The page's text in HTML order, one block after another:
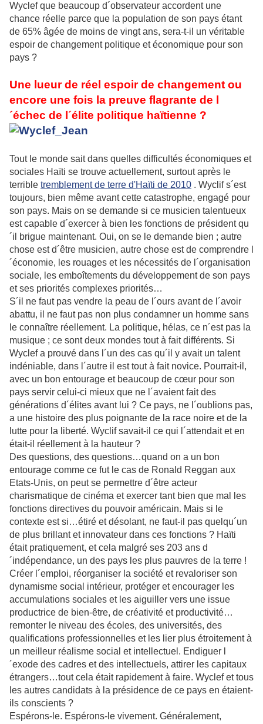
Wyclef que beaucoup d´observateur accordent une
chance réelle parce que la population de son pays étant
de 65% âgée de moins de vingt ans, sera-t-il un véritable
espoir de changement politique et économique pour son
pays ?
Une lueur de réel espoir de changement ou
encore une fois la preuve flagrante de l
´échec de l´élite politique haïtienne ?
Tout le monde sait dans quelles difficultés économiques et
sociales Haïti se trouve actuellement, surtout après le
terrible tremblement de terre d'Haïti de 2010 . Wyclif s´est
toujours, bien même avant cette catastrophe, engagé pour
son pays. Mais on se demande si ce musicien talentueux
est capable d´exercer à bien les fonctions de président qu
´il brigue maintenant. Oui, on se le demande bien ; autre
chose est d´être musicien, autre chose est de comprendre l
´économie, les rouages et les nécessités de l´organisation
sociale, les emboîtements du développement de son pays
et ses priorités complexes priorités…
S´il ne faut pas vendre la peau de l´ours avant de l´avoir
abattu, il ne faut pas non plus condamner un homme sans
le connaître réellement. La politique, hélas, ce n´est pas la
musique ; ce sont deux mondes tout à fait différents. Si
Wyclef a prouvé dans l´un des cas qu´il y avait un talent
indéniable, dans l´autre il est tout à fait novice. Pourrait-il,
avec un bon entourage et beaucoup de cœur pour son
pays servir celui-ci mieux que ne l´avaient fait des
générations d´élites avant lui ? Ce pays, ne l´oublions pas,
a une histoire des plus poignante de la race noire et de la
lutte pour la liberté. Wyclif savait-il ce qui l´attendait et en
était-il réellement à la hauteur ?
Des questions, des questions…quand on a un bon
entourage comme ce fut le cas de Ronald Reggan aux
Etats-Unis, on peut se permettre d´être acteur
charismatique de cinéma et exercer tant bien que mal les
fonctions directives du pouvoir américain. Mais si le
contexte est si…étiré et désolant, ne faut-il pas quelqu´un
de plus brillant et innovateur dans ces fonctions ? Haïti
était pratiquement, et cela malgré ses 203 ans d
´indépendance, un des pays les plus pauvres de la terre !
Créer l´emploi, réorganiser la société et revaloriser son
dynamisme social intérieur, protéger et encourager les
accumulations sociales et les aiguiller vers une issue
productrice de bien-être, de créativité et productivité…
remonter le niveau des écoles, des universités, des
qualifications professionnelles et les lier plus étroitement à
un meilleur réalisme social et intellectuel. Endiguer l
´exode des cadres et des intellectuels, attirer les capitaux
étrangers…tout cela était rapidement à faire. Wyclef et tous
les autres candidats à la présidence de ce pays en étaient-
ils conscients ?
Espérons-le. Espérons-le vivement. Généralement,